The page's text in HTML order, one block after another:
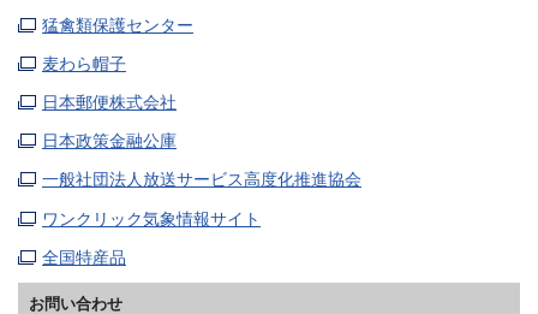
猛禽類保護センター
麦わら帽子
日本郵便株式会社
日本政策金融公庫
一般社団法人放送サービス高度化推進協会
ワンクリック気象情報サイト
全国特産品
お問い合わせ